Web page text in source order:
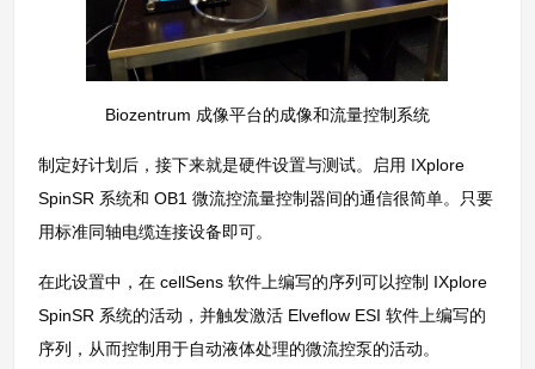
Biozentrum 成像平台的成像和流量控制系统
制定好计划后，接下来就是硬件设置与测试。启用 IXplore
SpinSR 系统和 OB1 微流控流量控制器间的通信很简单。只要
用标准同轴电缆连接设备即可。
在此设置中，在 cellSens 软件上编写的序列可以控制 IXplore
SpinSR 系统的活动，并触发激活 Elveflow ESI 软件上编写的
序列，从而控制用于自动液体处理的微流控泵的活动。